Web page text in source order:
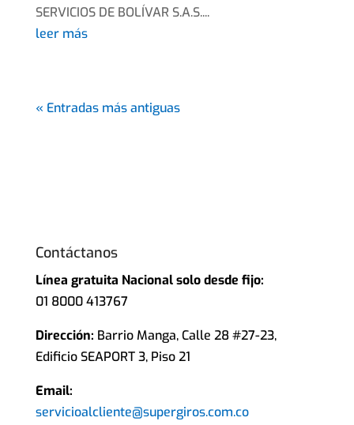
SERVICIOS DE BOLÍVAR S.A.S....
leer más
« Entradas más antiguas
Contáctanos
Línea gratuita Nacional solo desde fijo:
01 8000 413767
Dirección: Barrio Manga, Calle 28 #27-23,
Edificio SEAPORT 3, Piso 21
Email:
servicioalcliente@supergiros.com.co